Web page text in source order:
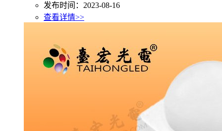
发布时间：2023-08-16
查看详情>>